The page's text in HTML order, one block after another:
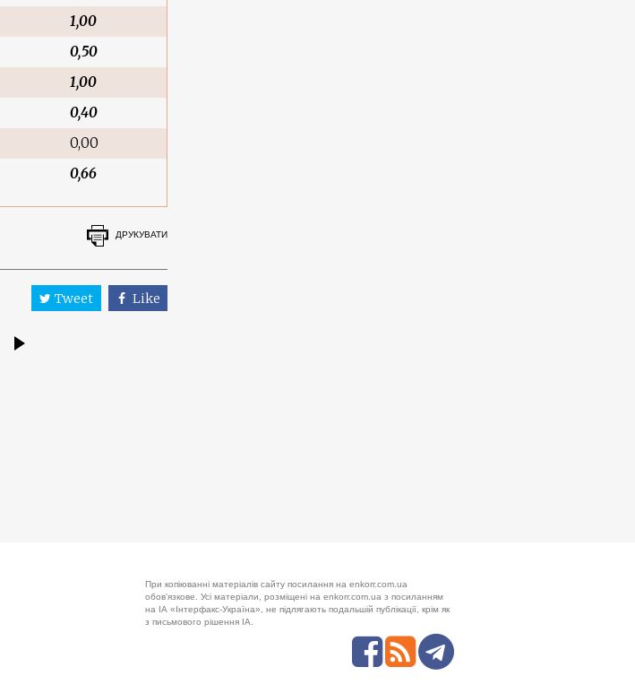
1,00
0,50
1,00
0,40
0,00
0,66
ДРУКУВАТИ
Tweet Like
При копіюванні матеріалів сайту посилання на enkorr.com.ua
обов'язкове. Усі матеріали, розміщені на enkorr.com.ua з посиланням
на ІА «Інтерфакс-Україна», не підлягають подальшій публікації, крім як
з письмового рішення ІА.